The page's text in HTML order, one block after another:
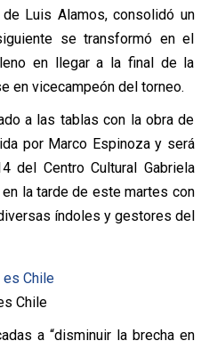
Luis Alamos, consolidó un
se transformó en el
en llegar a la final de la
en vicecampeón del torneo.
a las tablas con la obra de
por Marco Espinoza y será
del Centro Cultural Gabriela
la tarde de este martes con
índoles y gestores del
Chile
a “disminuir la brecha en